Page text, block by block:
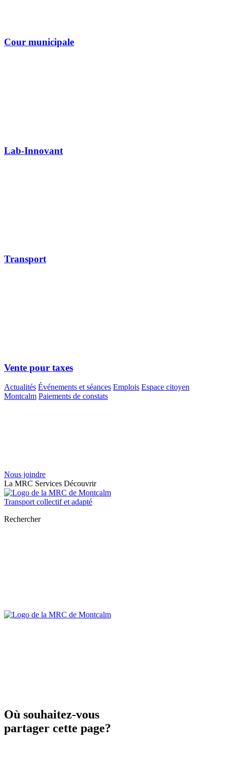
Cour municipale
Lab-Innovant
Transport
Vente pour taxes
Actualités Événements et séances Emplois Espace citoyen
Montcalm Paiements de constats
Nous joindre
La MRC Services Découvrir
Transport collectif et adapté
Rechercher
Où souhaitez-vous
partager cette page?